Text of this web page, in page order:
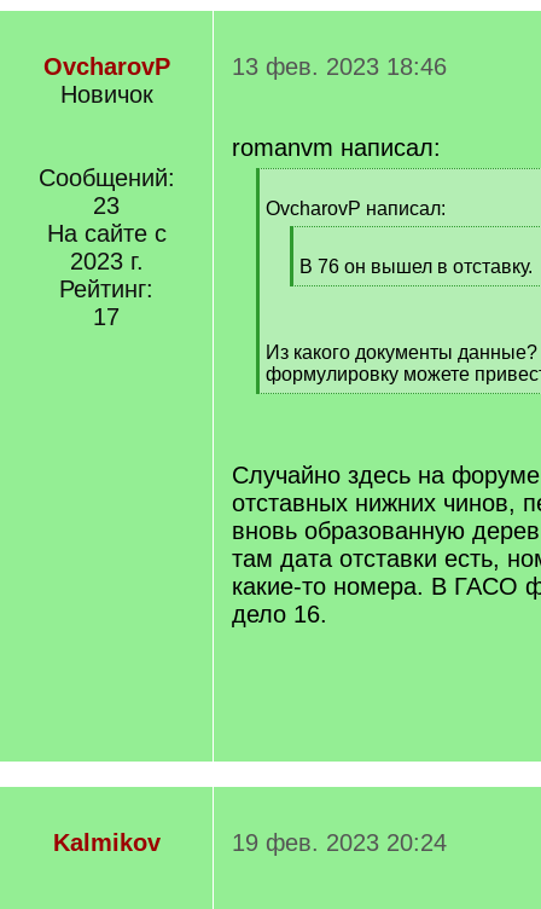
OvcharovP
Новичок
Сообщений:
23
На сайте с
2023 г.
Рейтинг:
17
13 фев. 2023 18:46
romanvm написал:
q
OvcharovP написал:
q
]
В 76 он вышел в отставку.
[
]
Из какого документы
формулировку можете
[
Случайно здесь на
отставных нижних чинов,
вновь образованную
там дата отставки есть,
какие-то номера. В ГАСО
дело 16.
Kalmikov 19 фев. 2023 20:24